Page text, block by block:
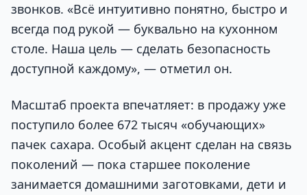
звонков. «Всё интуитивно понятно, быстро и
всегда под рукой — буквально на кухонном
столе. Наша цель — сделать безопасность
доступной каждому», — отметил он.
Масштаб проекта впечатляет: в продажу уже
поступило более 672 тысяч «обучающих»
пачек сахара. Особый акцент сделан на связь
поколений — пока старшее поколение
занимается домашними заготовками, дети и